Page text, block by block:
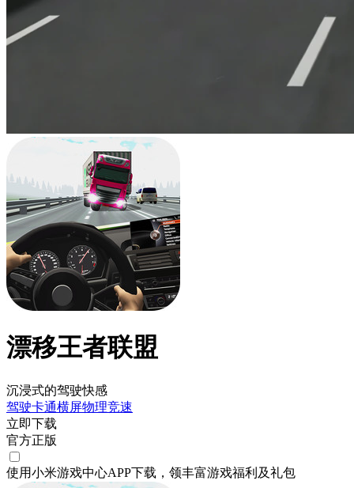
漂移王者联盟
沉浸式的驾驶快感
驾驶卡通横屏物理竞速
立即下载
官方正版
使用小米游戏中心APP下载 ，领丰富游戏福利 及礼包